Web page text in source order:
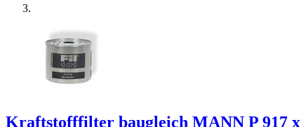
Kraftstofffilter baugleich MANN P 917 x